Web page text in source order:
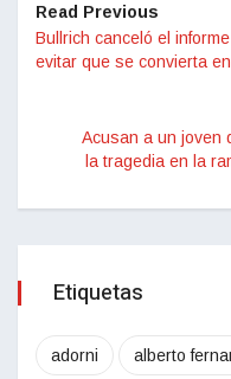
Read Previous
Bullrich canceló el
evitar que se convierta
Acusan a un joven
la tragedia en la
Etiquetas
adorni alberto